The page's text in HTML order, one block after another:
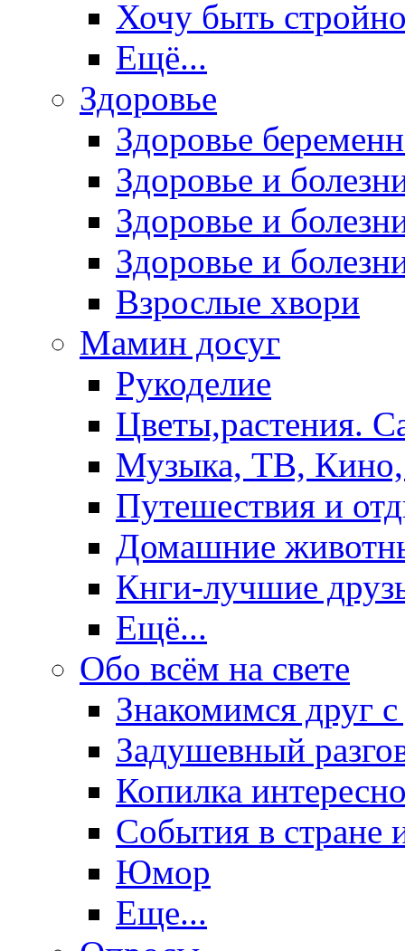
Хочу быть
Ещё...
Здоровье
Здоровье
Здоровье и
Здоровье и
Здоровье и
Взрослые хвори
Мамин досуг
Рукоделие
Цветы,растения.
Музыка, ТВ,
Путешествия и
Домашние
Кнги-лучшие
Ещё...
Обо всём на свете
Знакомимся друг
Задушевный
Копилка
События в стране
Юмор
Еще...